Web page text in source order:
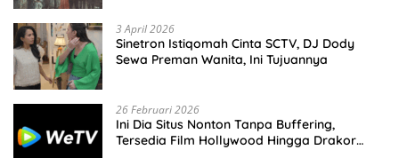
3 April 2026
Sinetron Istiqomah Cinta SCTV, DJ Dody
Sewa Preman Wanita, Ini Tujuannya
26 Februari 2026
Ini Dia Situs Nonton Tanpa Buffering,
Tersedia Film Hollywood Hingga Drakor